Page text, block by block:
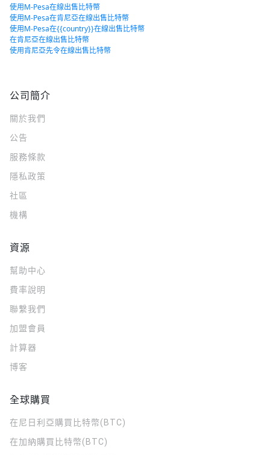
使用M-Pesa在線出售比特幣
使用M-Pesa在肯尼亞在線出售比特幣
使用M-Pesa在{{country}}在線出售比特幣
在肯尼亞在線出售比特幣
使用肯尼亞先令在線出售比特幣
公司簡介
關於我們
公告
服務條款
隱私政策
社區
機構
資源
幫助中心
費率說明
聯繫我們
加盟會員
計算器
博客
全球購買
在尼日利亞購買比特幣(BTC)
在加納購買比特幣(BTC)